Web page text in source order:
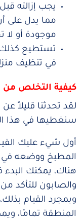
يجب إزالته
مما يدل على
موجودة أو لا
تستطيع كذلك
في تنظيف
كيفية التخلص من
لقد تحدثنا قليلاً عن
سنغطيها في هذا
أول شيء عليك
المطبخ ووضعه في
هناك، يمكنك البدء
والصابون للتأكد
وبمجرد القيام
المنطقة تمامًا،